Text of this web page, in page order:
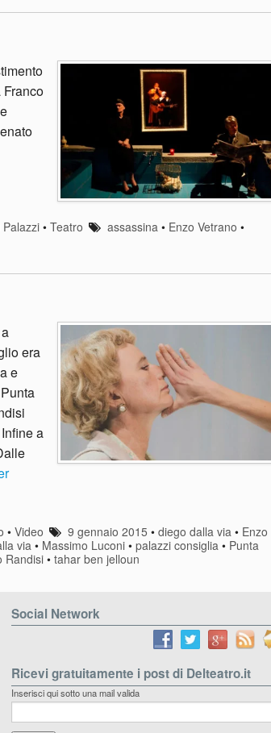
• Teatro assassina• Enzo Vetrano •
era
e
a
• Video 9 gennaio 2015 • diego dalla via• Enzo
via • Massimo Luconi • palazzi consiglia • Punta
Randisi • tahar ben jelloun
Social Network
Ricevi gratuitamente i post di Delteatro.it
Inserisci qui sotto una mail valida